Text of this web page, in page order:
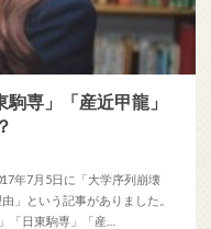
専」「産近甲龍」
年7月5日に「大学序列崩壊
」という記事がありました。
「日東駒専」「産…